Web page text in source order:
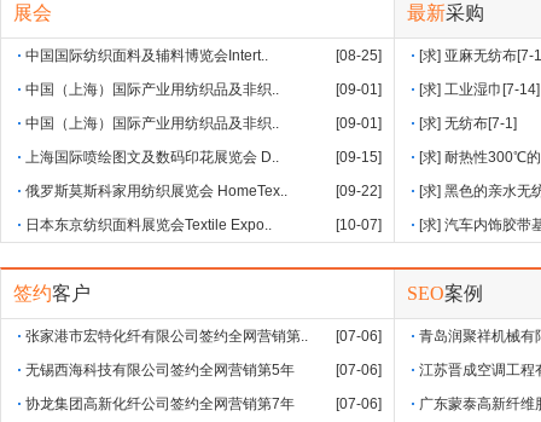
展会
中国国际纺织面料及辅料博览会Intert..
[08-25]
中国（上海）国际产业用纺织品及非织..
[09-01]
中国（上海）国际产业用纺织品及非织..
[09-01]
上海国际喷绘图文及数码印花展览会 D..
[09-15]
俄罗斯莫斯科家用纺织展览会 HomeTex..
[09-22]
日本东京纺织面料展览会Textile Expo..
[10-07]
最新采购
[求] 亚麻无纺布[7-
[求] 工业湿巾[7-14]
[求] 无纺布[7-1]
[求] 耐热性300℃
[求] 黑色的亲水无
[求] 汽车内饰胶带
签约客户
张家港市宏特化纤有限公司签约全网营销第..
[07-06]
无锡西海科技有限公司签约全网营销第5年
[07-06]
协龙集团高新化纤公司签约全网营销第7年
[07-06]
SEO案例
青岛润聚祥机械有
江苏晋成空调工程
广东蒙泰高新纤维